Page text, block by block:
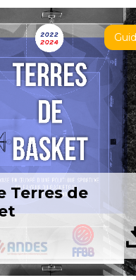
Terres de